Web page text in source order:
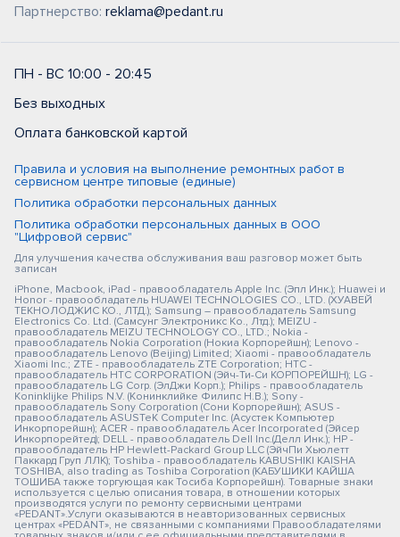
Партнерство: reklama@pedant.ru
ПН - ВС 10:00 - 20:45
Без выходных
Оплата банковской картой
Правила и условия на выполнение ремонтных работ в
сервисном центре типовые (единые)
Политика обработки персональных данных
Политика обработки персональных данных в ООО
"Цифровой сервис"
Для улучшения качества обслуживания ваш разговор может быть
записан
iPhone, Macbook, iPad - правообладатель Apple Inc. (Эпл Инк.); Huawei и
Honor - правообладатель HUAWEI TECHNOLOGIES CO., LTD. (ХУАВЕЙ
ТЕКНОЛОДЖИС КО., ЛТД.); Samsung – правообладатель Samsung
Electronics Co. Ltd. (Самсунг Электроникс Ко., Лтд.); MEIZU -
правообладатель MEIZU TECHNOLOGY CO., LTD.; Nokia -
правообладатель Nokia Corporation (Нокиа Корпорейшн); Lenovo -
правообладатель Lenovo (Beijing) Limited; Xiaomi - правообладатель
Xiaomi Inc.; ZTE - правообладатель ZTE Corporation; HTC -
правообладатель HTC CORPORATION (Эйч-Ти-Си КОРПОРЕЙШН); LG -
правообладатель LG Corp. (ЭлДжи Корп.); Philips - правообладатель
Koninklijke Philips N.V. (Конинклийке Филипс Н.В.); Sony -
правообладатель Sony Corporation (Сони Корпорейшн); ASUS -
правообладатель ASUSTeK Computer Inc. (Асустек Компьютер
Инкорпорейшн); ACER - правообладатель Acer Incorporated (Эйсер
Инкорпорейтед); DELL - правообладатель Dell Inc.(Делл Инк.); HP -
правообладатель HP Hewlett-Packard Group LLC (ЭйчПи Хьюлетт
Паккард Груп ЛЛК); Toshiba - правообладатель KABUSHIKI KAISHA
TOSHIBA, also trading as Toshiba Corporation (КАБУШИКИ КАЙША
ТОШИБА также торгующая как Тосиба Корпорейшн). Товарные знаки
используется с целью описания товара, в отношении которых
производятся услуги по ремонту сервисными центрами
«PEDANT».Услуги оказываются в неавторизованных сервисных
центрах «PEDANT», не связанными с компаниями Правообладателями